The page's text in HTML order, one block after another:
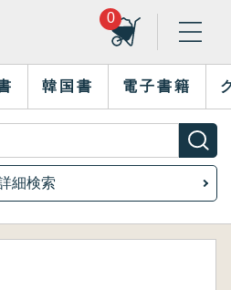
0
韓国書 電子書籍
細検索